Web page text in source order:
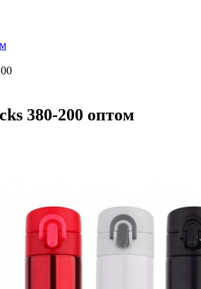
380-200 оптом